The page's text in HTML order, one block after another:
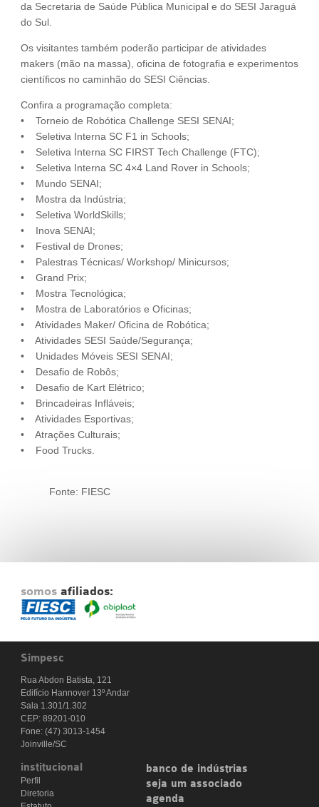
da Secretaria de Saúde Pública Municipal e do SESI Jaraguá
do Sul.
Os visitantes também poderão participar de atividades
makers (mão na massa), oficina de fotografia e experimentos
científicos no caminhão do SESI Ciências.
Confira a programação completa:
• Torneio de Robótica Challenge SESI SENAI;
• Seletiva Interna SC F1 in Schools;
• Seletiva Interna SC FIRST Tech Challenge (FTC);
• Seletiva Interna SC 4×4 Land Rover in Schools;
• Mundo SENAI;
• Mostra da Indústria;
• Seletiva WorldSkills;
• Inova SENAI;
• Festival de Drones;
• Palestras Técnicas/ Workshop/ Minicursos;
• Grand Prix;
• Mostra Tecnológica;
• Mostra de Laboratórios e Oficinas;
• Atividades Maker/ Oficina de Robótica;
• Atividades SESI Saúde/Segurança;
• Unidades Móveis SESI SENAI;
• Desafio de Robôs;
• Desafio de Kart Elétrico;
• Brincadeiras Infláveis;
• Atividades Esportivas;
• Atrações Culturais;
• Food Trucks.
Fonte: FIESC
somos afiliados:
Simpesc
Rua Abdon Batista, 121
Edifício Hannover 13º Andar
Sala 1.301/1.302
CEP: 89201-010
Fone: (47) 3013-1454
Joinville/SC
institucional
Perfil
Diretoria
banco de indústrias
seja um associado
agenda